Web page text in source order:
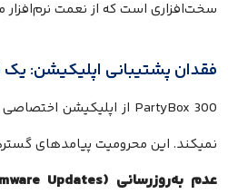
سخت‌افزاری است که از نعمت
فقدان پشتیبانی اپلیکیشن:
نمیکند. این محرومیت پیامدهای
عدم به‌روزرسانی (Firmware Updates)